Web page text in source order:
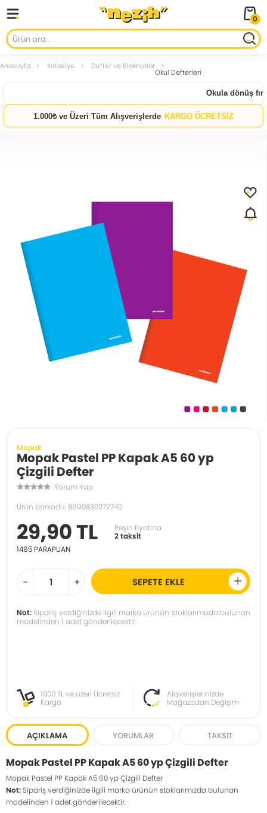
0
Anasayfa Kırtasiye Defter ve Bloknotlar
Okul Defterleri
Okula dönüş
1.000₺ ve Üzeri Tüm Alışverişlerde KARGO ÜCRETSİZ
Mopak
Mopak Pastel PP Kapak A5 60 yp
Çizgili Defter
Yorum Yap
Ürün barkodu: 8690830272740
29,90 TL
Peşin fiyatına
2 taksit
1495 PARAPUAN
- + SEPETE EKLE
Not: Sipariş verdiğinizde ilgili marka ürünün stoklarımızda bulunan
modelinden 1 adet gönderilecektir.
1000 TL ve üzeri Ücretsiz
Kargo
Alışverişlerinizde
Mağazadan Değişim
AÇIKLAMA YORUMLAR TAKSIT
Mopak Pastel PP Kapak A5 60 yp Çizgili Defter
Mopak Pastel PP Kapak A5 60 yp Çizgili Defter
Not:Sipariş verdiğinizde ilgili marka ürünün stoklarımızda bulunan
modelinden 1 adet gönderilecektir.